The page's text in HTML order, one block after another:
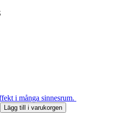
i många sinnesrum.
Lägg till i varukorgen